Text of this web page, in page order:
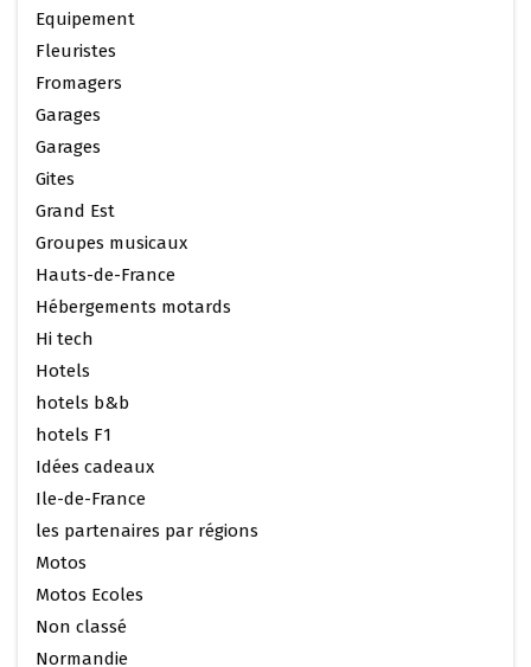
Equipement
Fleuristes
Fromagers
Garages
Garages
Gites
Grand Est
Groupes musicaux
Hauts-de-France
Hébergements motards
Hi tech
Hotels
hotels b&b
hotels F1
Idées cadeaux
Ile-de-France
les partenaires par régions
Motos
Motos Ecoles
Non classé
Normandie